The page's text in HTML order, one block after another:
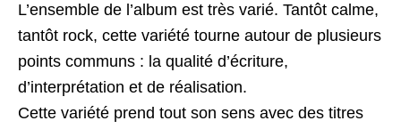
L’ensemble de l’album est très varié. Tantôt calme,
tantôt rock, cette variété tourne autour de plusieurs
points communs : la qualité d’écriture,
d’interprétation et de réalisation.
Cette variété prend tout son sens avec des titres